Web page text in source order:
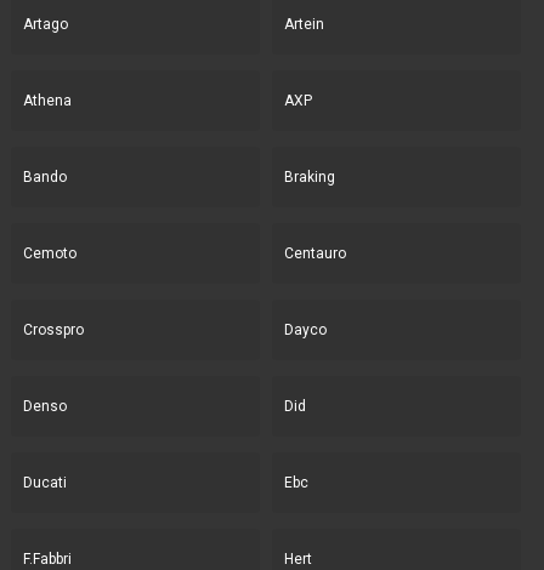
Artago Artein
Athena AXP
Bando Braking
Cemoto Centauro
Crosspro Dayco
Denso Did
Ducati Ebc
F.Fabbri Hert